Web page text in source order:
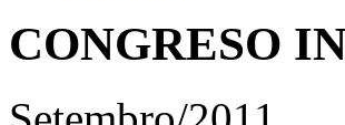
CONGRESO